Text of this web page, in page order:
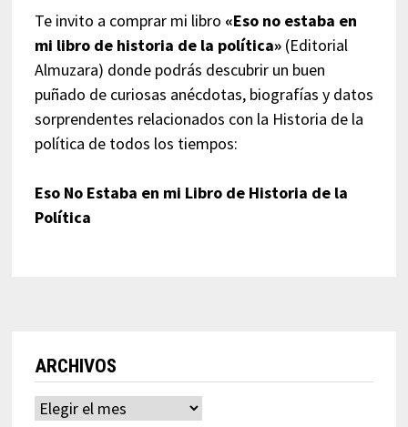
Te invito a comprar mi libro «Eso no estaba en
mi libro de historia de la política»(Editorial
Almuzara) donde podrás descubrir un buen
puñado de curiosas anécdotas, biografías y datos
sorprendentes relacionados con la Historia de la
política de todos los tiempos:
Eso No Estaba en mi Libro de Historia de la
Política
ARCHIVOS
Archivos